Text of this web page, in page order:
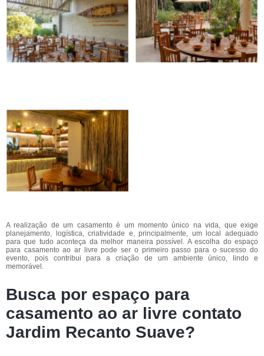
A realização de um casamento é um momento único na vida, que exige
planejamento, logística, criatividade e, principalmente, um local adequado
para que tudo aconteça da melhor maneira possível. A escolha do espaço
para casamento ao ar livre pode ser o primeiro passo para o sucesso do
evento, pois contribui para a criação de um ambiente único, lindo e
memorável.
Busca por espaço para
casamento ao ar livre contato
Jardim Recanto Suave?